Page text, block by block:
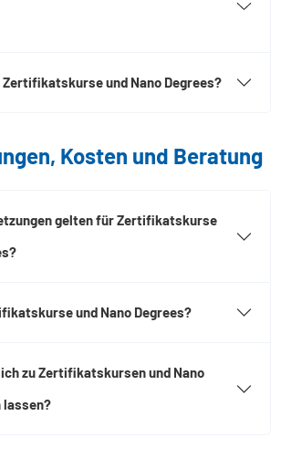
und Nano Degrees?
Kosten und Beratung
gelten für Zertifikatskurse
und Nano Degrees?
zu Zertifikatskursen und Nano
lassen?